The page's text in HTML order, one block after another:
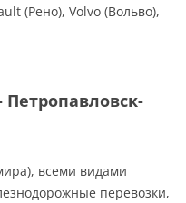
(Рено), Volvo (Вольво),
всеми видами
перевозки,